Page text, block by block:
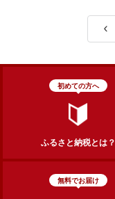
初めての方へ
ふるさと納税とは？
無料でお届け